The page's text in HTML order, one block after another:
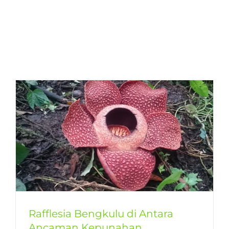
Rafflesia Bengkulu di Antara